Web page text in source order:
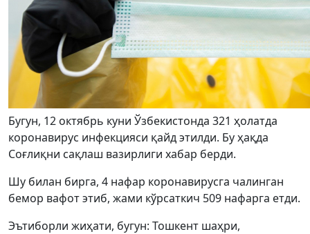
Бугун, 12 октябрь куни Ўзбекистонда 321 ҳолатда
коронавирус инфекцияси қайд этилди. Бу ҳақда
Соғлиқни сақлаш вазирлиги хабар берди.
Шу билан бирга, 4 нафар коронавирусга чалинган
бемор вафот этиб, жами кўрсаткич 509 нафарга етди.
Эътиборли жиҳати, бугун: Тошкент шаҳри,